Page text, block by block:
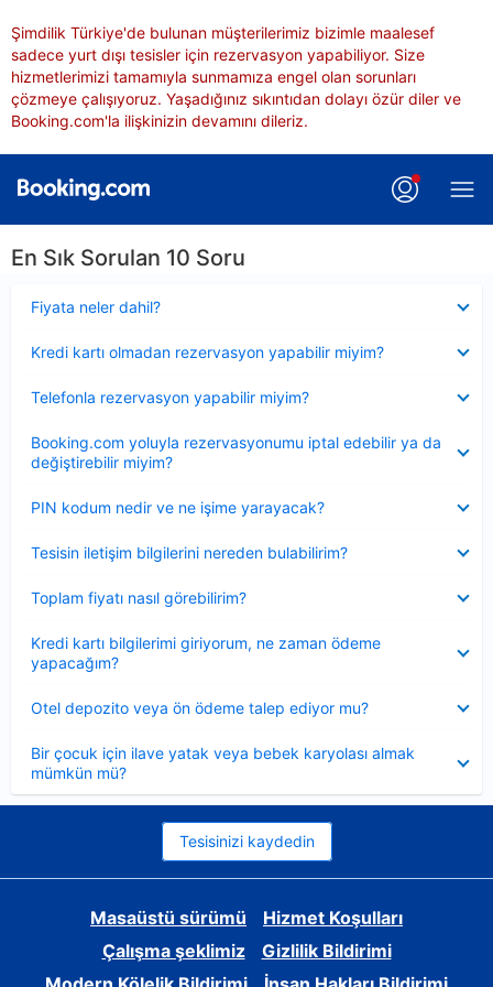
Şimdilik Türkiye'de bulunan müşterilerimiz bizimle maalesef
sadece yurt dışı tesisler için rezervasyon yapabiliyor. Size
hizmetlerimizi tamamıyla sunmamıza engel olan sorunları
çözmeye çalışıyoruz. Yaşadığınız sıkıntıdan dolayı özür diler ve
Booking.com'la ilişkinizin devamını dileriz.
En Sık Sorulan 10 Soru
Fiyata neler dahil?
Kredi kartı olmadan rezervasyon yapabilir miyim?
Telefonla rezervasyon yapabilir miyim?
Booking.com yoluyla rezervasyonumu iptal edebilir ya da
değiştirebilir miyim?
PIN kodum nedir ve ne işime yarayacak?
Tesisin iletişim bilgilerini nereden bulabilirim?
Toplam fiyatı nasıl görebilirim?
Kredi kartı bilgilerimi giriyorum, ne zaman ödeme
yapacağım?
Otel depozito veya ön ödeme talep ediyor mu?
Bir çocuk için ilave yatak veya bebek karyolası almak
mümkün mü?
Tesisinizi kaydedin
Masaüstü sürümü
Hizmet Koşulları
Çalışma şeklimiz
Gizlilik Bildirimi